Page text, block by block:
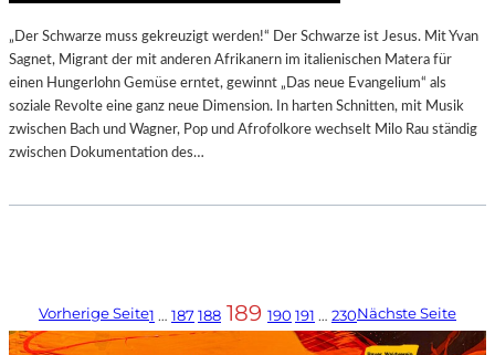
„Der Schwarze muss gekreuzigt werden!“ Der Schwarze ist Jesus. Mit Yvan
Sagnet, Migrant der mit anderen Afrikanern im italienischen Matera für
einen Hungerlohn Gemüse erntet, gewinnt „Das neue Evangelium“ als
soziale Revolte eine ganz neue Dimension. In harten Schnitten, mit Musik
zwischen Bach und Wagner, Pop und Afrofolkore wechselt Milo Rau ständig
zwischen Dokumentation des…
Vorherige Seite1 … 187188 189 190 191 … 230Nächste Seite